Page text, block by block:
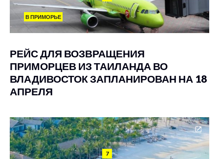
В ПРИМОРЬЕ
РЕЙС ДЛЯ ВОЗВРАЩЕНИЯ
ПРИМОРЦЕВ ИЗ ТАИЛАНДА ВО
ВЛАДИВОСТОК ЗАПЛАНИРОВАН НА 18
АПРЕЛЯ
7